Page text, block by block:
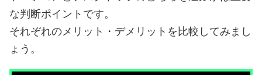
な判断ポイントです。
それぞれのメリット・デメリットを比較してみまし
ょう。